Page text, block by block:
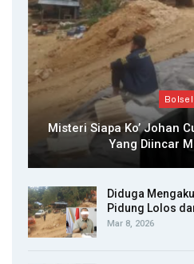
Bolsel
Misteri Siapa Ko’ Johan
Yang Diincar
Diduga
Pidung Lolos
Mar 8, 2026